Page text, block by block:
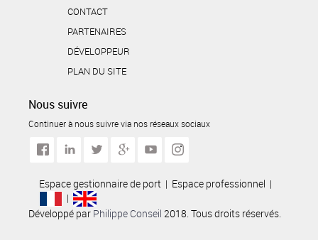
CONTACT
PARTENAIRES
DÉVELOPPEUR
PLAN DU SITE
Nous suivre
Continuer à nous suivre via nos réseaux sociaux
Espace gestionnaire de port | Espace professionnel |
|
Développé par Philippe Conseil 2018. Tous droits réservés.